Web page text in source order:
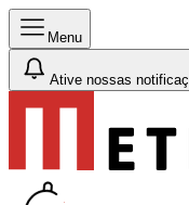
Menu
Ative nossas